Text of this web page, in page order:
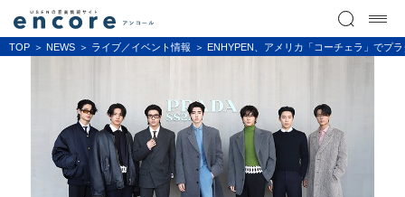
TOP NEWS ライブ／イベント情報 ENHYPEN、アメリカ「コーチェラ」でプ